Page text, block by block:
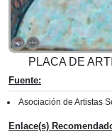
PLACA DE
Fuente:
Asociación de Artistas
Enlace(s)